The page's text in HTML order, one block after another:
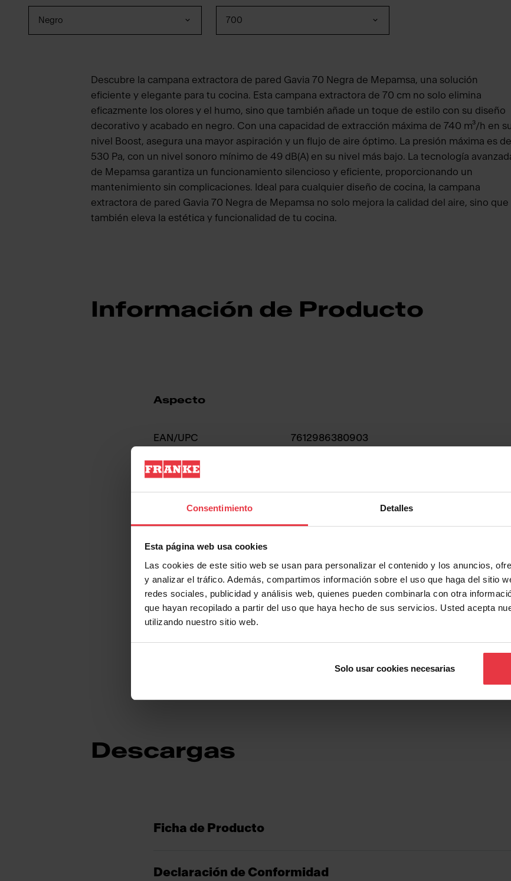
Consentimiento Detalles
Esta página web usa cookies
Las cookies de este sitio web se usan para personalizar el contenido y los anuncios,
y analizar el tráfico. Además, compartimos información sobre el uso que haga del sitio
redes sociales, publicidad y análisis web, quienes pueden combinarla con otra
que hayan recopilado a partir del uso que haya hecho de sus servicios. Usted acepta
utilizando nuestro sitio web.
Solo usar cookies necesarias
Negro 700
Descubre la campana extractora de pared Gavia 70 Negra de Mepamsa, una solución
eficiente y elegante para tu cocina. Esta campana extractora de 70 cm no solo elimina
eficazmente los olores y el humo, sino que también añade un toque de estilo con su diseño
decorativo y acabado en negro. Con una capacidad de extracción máxima de 740 m³/h en su
nivel Boost, asegura una mayor aspiración y un flujo de aire óptimo. La presión máxima es de
530 Pa, con un nivel sonoro mínimo de 49 dB(A) en su nivel más bajo. La tecnología
de Mepamsa garantiza un funcionamiento silencioso y eficiente, proporcionando un
mantenimiento sin complicaciones. Ideal para cualquier diseño de cocina, la campana
extractora de pared Gavia 70 Negra de Mepamsa no solo mejora la calidad del aire, sino que
también eleva la estética y funcionalidad de tu cocina.
Información de Producto
Aspecto
EAN/UPC 7612986380903
Categoría de campana
Acabado
Descargas
Ficha de Producto
Declaración de Conformidad